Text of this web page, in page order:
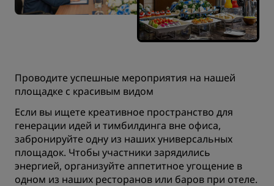
Проводите успешные мероприятия на нашей
площадке с красивым видом
Если вы ищете креативное пространство для
генерации идей и тимбилдинга вне офиса,
забронируйте одну из наших универсальных
площадок. Чтобы участники зарядились
энергией, организуйте аппетитное угощение в
одном из наших ресторанов или баров при отеле.